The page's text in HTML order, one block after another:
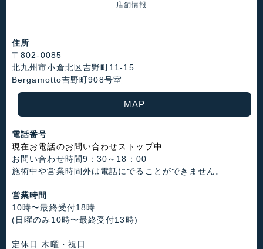
店舗情報
住所
〒802-0085
北九州市小倉北区吉野町11-15
Bergamotto吉野町908号室
MAP
電話番号
現在お電話のお問い合わせストップ中
お問い合わせ時間9：30～18：00
施術中や営業時間外は電話にでることができません。
営業時間
10時〜最終受付18時
(日曜のみ10時〜最終受付13時)
定休日 木曜・祝日